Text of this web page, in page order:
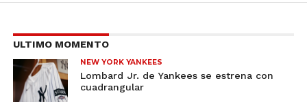
ULTIMO MOMENTO
NEW YORK YANKEES
Lombard Jr. de Yankees se estrena con
cuadrangular